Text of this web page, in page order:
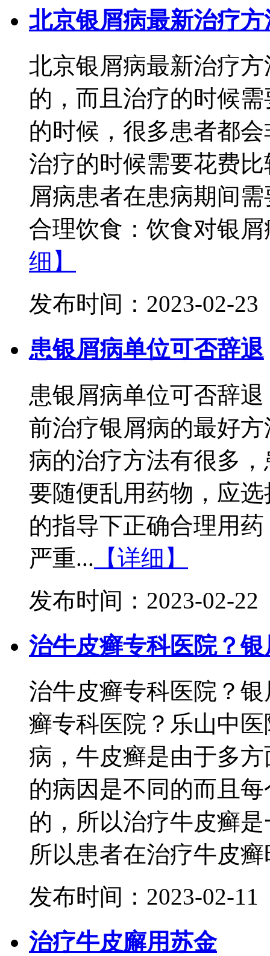
北京银屑病最新治疗方
北京银屑病最新治疗
的，而且治疗的时候
的时候，很多患者都
治疗的时候需要花费
屑病患者在患病期间
合理饮食：饮食对银
细】
发布时间：2023-02-23
患银屑病单位可否辞退
患银屑病单位可否辞
前治疗银屑病的最好
病的治疗方法有很多
要随便乱用药物，应
的指导下正确合理用
严重... 【详细】
发布时间：2023-02-22
治牛皮癣专科医院？
治牛皮癣专科医院？
癣专科医院？乐山中
病，牛皮癣是由于多
的病因是不同的而且
的，所以治疗牛皮癣
所以患者在治疗牛皮
发布时间：2023-02-11
治疗牛皮廨用苏金